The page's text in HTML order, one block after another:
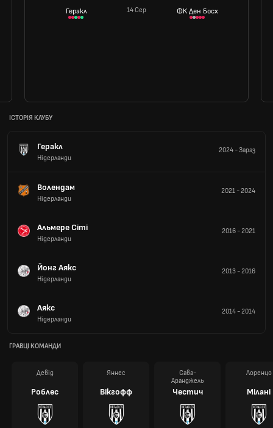
Геракл 14 Сер ФК Ден Босх
ІСТОРІЯ КЛУБУ
Геракл
Нідерланди
2024-Зараз
Волендам
Нідерланди
2021-2024
Альмере Сіті
Нідерланди
2016-2021
Йонг Аякс
Нідерланди
2013-2016
Аякс
Нідерланди
2014-2014
ГРАВЦІ КОМАНДИ
Девід
Роблес
Яннес
Вікгофф
Сава-
Аранджель
Честич
Лоренцо
Мілані